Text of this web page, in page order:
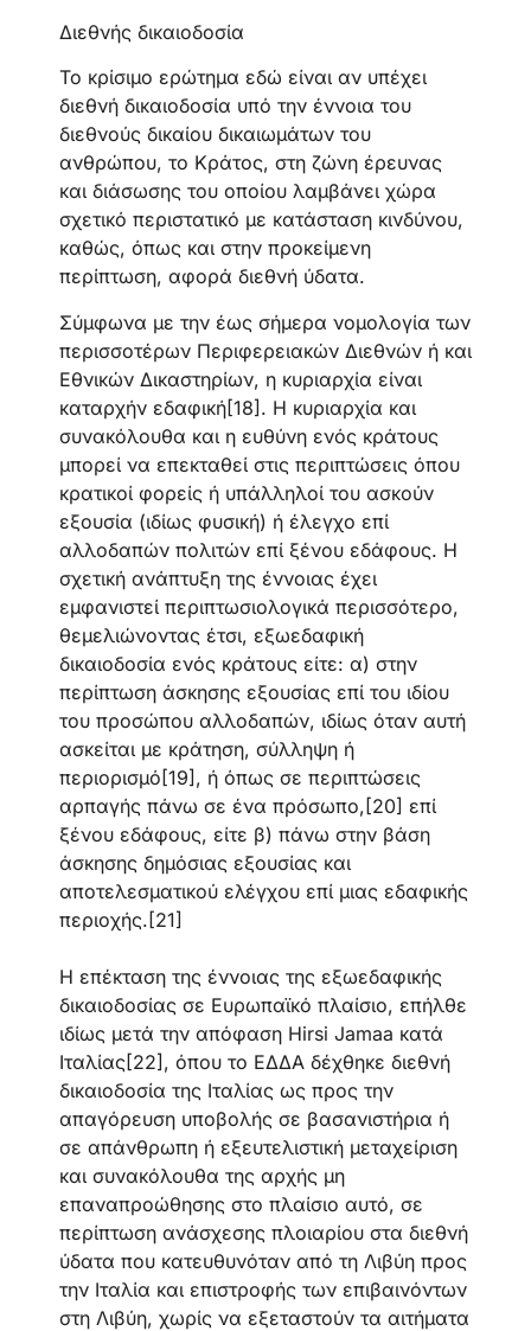
Διεθνής δικαιοδοσία
Το κρίσιμο ερώτημα εδώ είναι αν υπέχει
διεθνή δικαιοδοσία υπό την έννοια του
διεθνούς δικαίου δικαιωμάτων του
ανθρώπου, το Κράτος, στη ζώνη έρευνας
και διάσωσης του οποίου λαμβάνει χώρα
σχετικό περιστατικό με κατάσταση κινδύνου,
καθώς, όπως και στην προκείμενη
περίπτωση, αφορά διεθνή ύδατα.
Σύμφωνα με την έως σήμερα νομολογία των
περισσοτέρων Περιφερειακών Διεθνών ή και
Εθνικών Δικαστηρίων, η κυριαρχία είναι
καταρχήν εδαφική[18]. Η κυριαρχία και
συνακόλουθα και η ευθύνη ενός κράτους
μπορεί να επεκταθεί στις περιπτώσεις όπου
κρατικοί φορείς ή υπάλληλοί του ασκούν
εξουσία (ιδίως φυσική) ή έλεγχο επί
αλλοδαπών πολιτών επί ξένου εδάφους. Η
σχετική ανάπτυξη της έννοιας έχει
εμφανιστεί περιπτωσιολογικά περισσότερο,
θεμελιώνοντας έτσι, εξωεδαφική
δικαιοδοσία ενός κράτους είτε: α) στην
περίπτωση άσκησης εξουσίας επί του ιδίου
του προσώπου αλλοδαπών, ιδίως όταν αυτή
ασκείται με κράτηση, σύλληψη ή
περιορισμό[19], ή όπως σε περιπτώσεις
αρπαγής πάνω σε ένα πρόσωπο,[20] επί
ξένου εδάφους, είτε β) πάνω στην βάση
άσκησης δημόσιας εξουσίας και
αποτελεσματικού ελέγχου επί μιας εδαφικής
περιοχής.[21]
Η επέκταση της έννοιας της εξωεδαφικής
δικαιοδοσίας σε Ευρωπαϊκό πλαίσιο, επήλθε
ιδίως μετά την απόφαση Hirsi Jamaa κατά
Ιταλίας[22], όπου το ΕΔΔΑ δέχθηκε διεθνή
δικαιοδοσία της Ιταλίας ως προς την
απαγόρευση υποβολής σε βασανιστήρια ή
σε απάνθρωπη ή εξευτελιστική μεταχείριση
και συνακόλουθα της αρχής μη
επαναπροώθησης στο πλαίσιο αυτό, σε
περίπτωση ανάσχεσης πλοιαρίου στα διεθνή
ύδατα που κατευθυνόταν από τη Λιβύη προς
την Ιταλία και επιστροφής των επιβαινόντων
στη Λιβύη, χωρίς να εξεταστούν τα αιτήματα